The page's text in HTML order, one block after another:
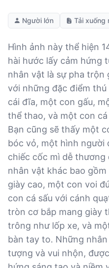
Người lớn Tải xuống
Hình ảnh này thể hiện
hài hước lấy cảm hứng
nhân vật là sự pha trộn
với những đặc điểm
cái đĩa, một con gấu,
thể thao, và một con
Bạn cũng sẽ thấy một
bóc vỏ, một hình người
chiếc cốc mì dễ thương
nhân vật khác bao
giày cao, một con voi
con cá sấu với cánh
tròn cơ bắp mang giày
trông như lốp xe, và
bàn tay to. Những
tượng và vui nhộn,